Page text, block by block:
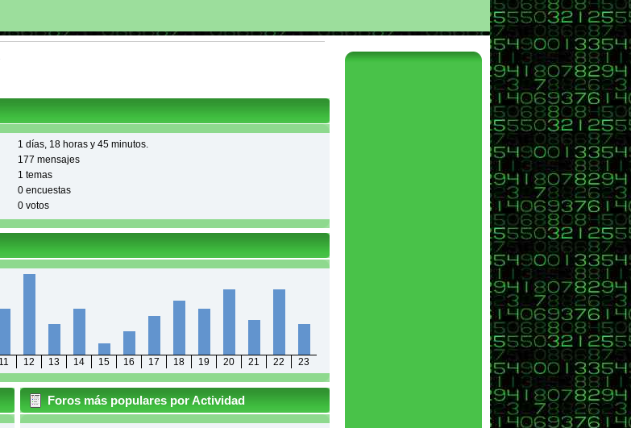
1 días, 18 horas y 45 minutos.
177 mensajes
1 temas
0 encuestas
0 votos
11 12 13 14 15 16 17 18 19 20 21 22 23
Foros más populares por Actividad